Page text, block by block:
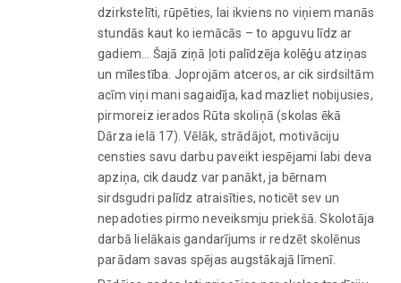
dzirkstelīti, rūpēties, lai ikviens no viņiem manās
stundās kaut ko iemācās – to apguvu līdz ar
gadiem… Šajā ziņā ļoti palīdzēja kolēģu atziņas
un mīlestība. Joprojām atceros, ar cik sirdsiltām
acīm viņi mani sagaidīja, kad mazliet nobijusies,
pirmoreiz ierados Rūta skoliņā (skolas ēkā
Dārza ielā 17). Vēlāk, strādājot, motivāciju
censties savu darbu paveikt iespējami labi deva
apziņa, cik daudz var panākt, ja bērnam
sirdsgudri palīdz atraisīties, noticēt sev un
nepadoties pirmo neveiksmju priekšā. Skolotāja
darbā lielākais gandarījums ir redzēt skolēnus
parādam savas spējas augstākajā līmenī.